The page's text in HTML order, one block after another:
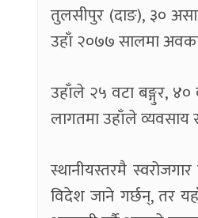
तुलसीपुर (दाङ), ३०
उहाँ २०७७ सालमा
उहाँले २५ वटा बङ्गुर,
लागतमा उहाँले व्यवसाय
स्थानीयस्तरमै
विदेश जाने गर्छन्, तर